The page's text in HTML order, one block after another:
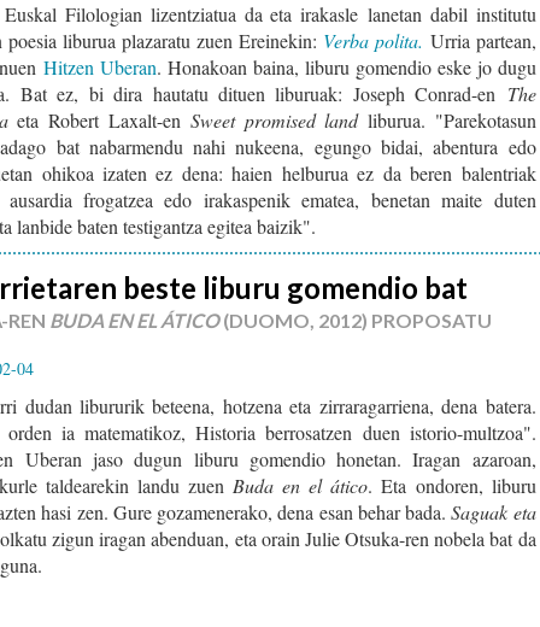
Euskal Filologian lizentziatua da eta irakasle lanetan dabil institutu
poesia liburua plazaratu zuen Ereinekin: Verba polita. Urria partean,
Hitzen Uberan. Honakoan baina, liburu gomendio eske jo dugu
Bat ez, bi dira hautatu dituen liburuak: Joseph Conrad-en The
eta Robert Laxalt-enSweet promised landliburua. "Parekotasun
bat nabarmendu nahi nukeena, egungo bidai, abentura edo
ohikoa izaten ez dena: haien helburua ez da beren balentriak
ausardia frogatzea edo irakaspenik ematea, benetan maite duten
lanbide baten testigantza egitea baizik".
beste liburu gomendio bat
REN BUDA EN EL ÁTICO(DUOMO, 2012) PROPOSATU
04
dudan libururik beteena, hotzena eta zirraragarriena, dena batera.
ia matematikoz, Historia berrosatzen duen istorio-multzoa".
Uberan jaso dugun liburu gomendio honetan. Iragan azaroan,
taldearekin landu zuen Buda en el ático. Eta ondoren, liburu
hasi zen. Gure gozamenerako, dena esan behar bada.Saguak eta
zigun iragan abenduan, eta orain Julie Otsuka-ren nobela bat da